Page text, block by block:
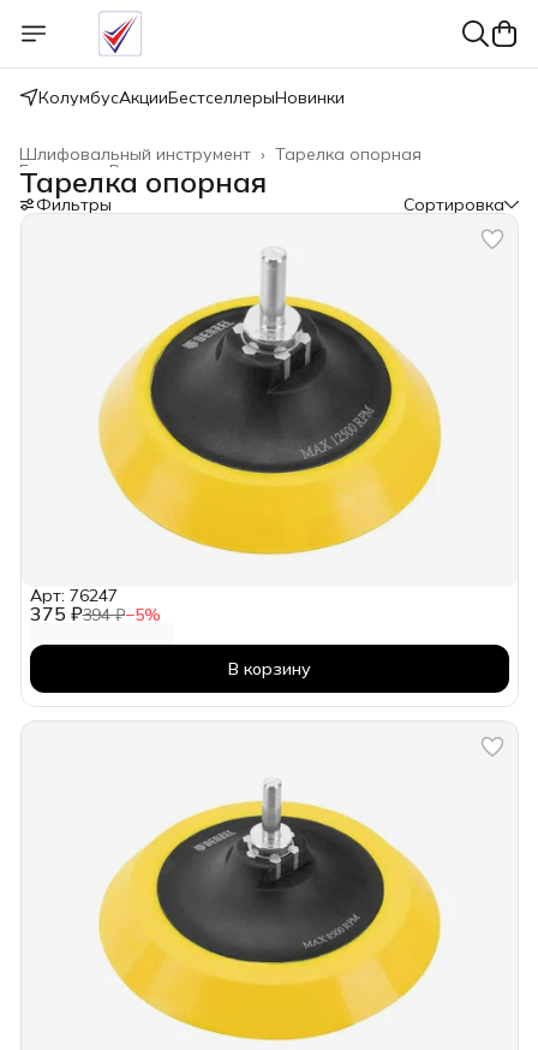
КолумбусАкцииБестселлерыНовинки
Тарелка опорная
Шлифовальный инструмент ›
Расходные материалы
Главная
Тарелка опорная
Фильтры Сортировка
375 ₽394 ₽−5%
Арт: 76247
В корзину